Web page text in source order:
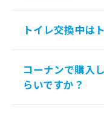
トイレ交換中は
コーナンで購入
らいですか？